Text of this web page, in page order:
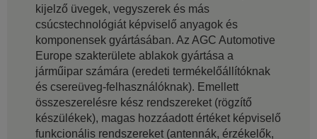
kijelző üvegek, vegyszerek és más
csúcstechnológiát képviselő anyagok és
komponensek gyártásában. Az AGC Automotive
Europe szakterülete ablakok gyártása a
járműipar számára (eredeti termékelőállítóknak
és csereüveg-felhasználóknak). Emellett
összeszerelésre kész rendszereket (rögzítő
készülékek), magas hozzáadott értéket képviselő
funkcionális rendszereket (antennák, érzékelők,